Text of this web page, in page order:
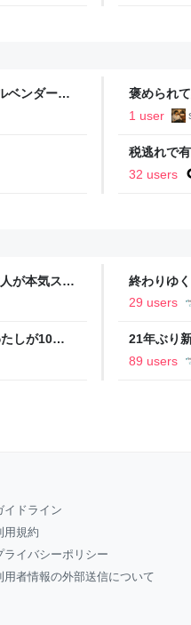
ベンダー
褒められ
Ontology
1 user
税逃れで
ド・ジャ
32 users
が本気スキ
京・中央
終わりゆ
ること【
29 users
しが10年
21年ぶり
ついて作
89 users
イドライン
用規約
ライバシーポリシー
用者情報の外部送信について